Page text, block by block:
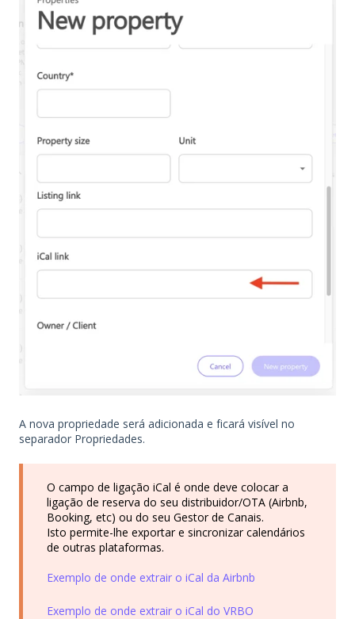
A nova propriedade será adicionada e ficará visível no
separador Propriedades.
O campo de ligação iCal é onde deve colocar a
ligação de reserva do seu distribuidor/OTA (Airbnb,
Booking, etc) ou do seu Gestor de Canais.
Isto permite-lhe exportar e sincronizar calendários
de outras plataformas.
Exemplo de onde extrair o iCal da Airbnb
Exemplo de onde extrair o iCal do VRBO